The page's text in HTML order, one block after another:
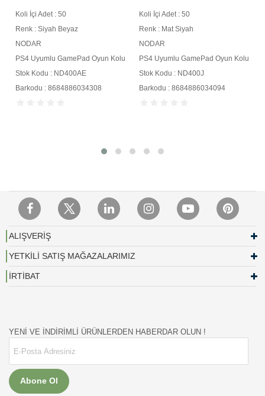
Beyaz
Koli İçi Adet : 50
Renk : Siyah Beyaz
NODAR
PS4 Uyumlu GamePad Oyun Kolu
Stok Kodu : ND400AE
Barkodu : 8684886034308
Siyah
Koli İçi Adet : 50
Renk : Mat Siyah
NODAR
PS4 Uyumlu GamePad Oyun Kolu
Stok Kodu : ND400J
Barkodu : 8684886034094
ALIŞVERİŞ
YETKİLİ SATIŞ MAĞAZALARIMIZ
İRTİBAT
YENİ VE İNDİRİMLİ ÜRÜNLERDEN HABERDAR OLUN !
Abone Ol